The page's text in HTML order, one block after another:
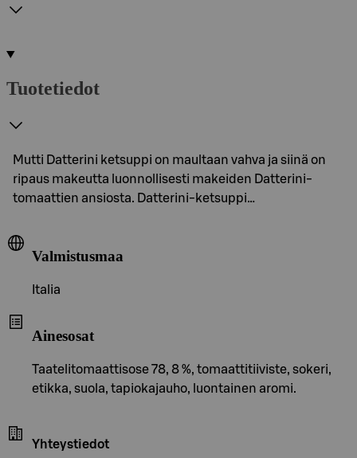
Tuotetiedot
Mutti Datterini ketsuppi on maultaan vahva ja siinä on
ripaus makeutta luonnollisesti makeiden Datterini-
tomaattien ansiosta. Datterini-ketsuppi…
Valmistusmaa
Italia
Ainesosat
Taatelitomaattisose 78, 8 %, tomaattitiiviste, sokeri,
etikka, suola, tapiokajauho, luontainen aromi.
Yhteystiedot